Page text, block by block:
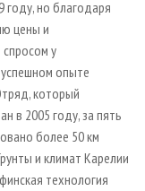
году, но благодаря
цены и
спросом у
опыте
который
в 2005 году, за пять
более 50 км
и климат Карелии
технология